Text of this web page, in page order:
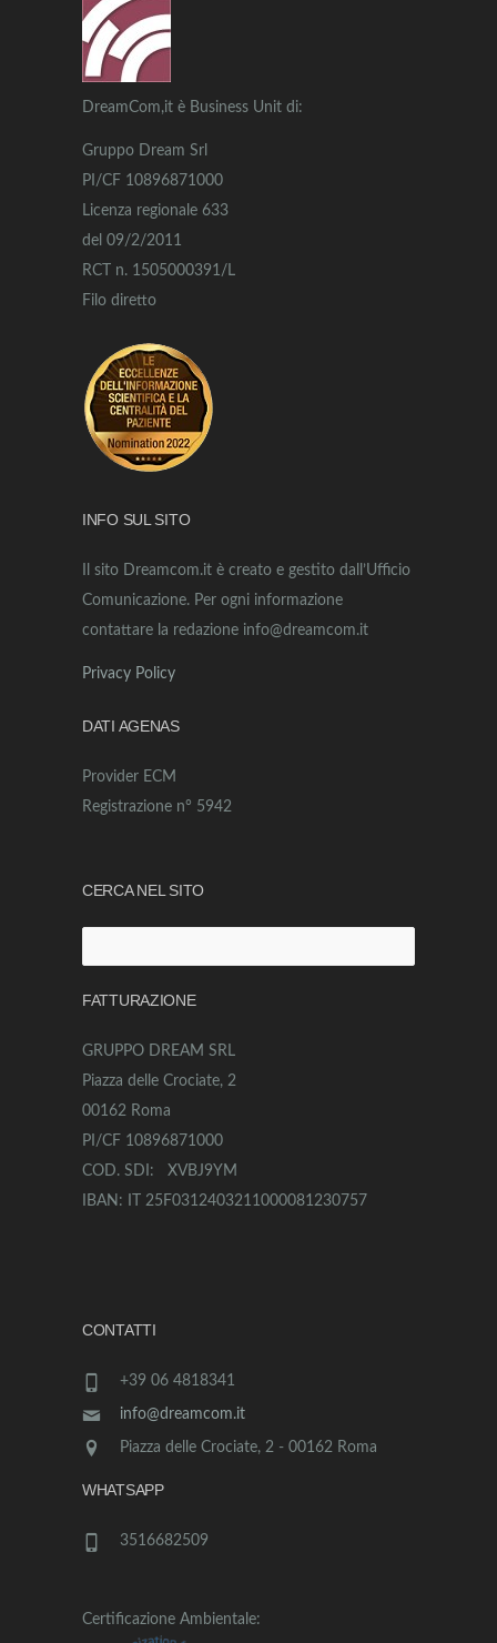
DreamCom,it è Business Unit di:
Gruppo Dream Srl
PI/CF 10896871000
Licenza regionale 633
del 09/2/2011
RCT n. 1505000391/L
Filo diretto
INFO SUL SITO
Il sito Dreamcom.it è creato e gestito dall’Ufficio
Comunicazione. Per ogni informazione
contattare la redazione info@dreamcom.it
Privacy Policy
DATI AGENAS
Provider ECM
Registrazione n° 5942
CERCA NEL SITO
per:
FATTURAZIONE
GRUPPO DREAM SRL
Piazza delle Crociate, 2
00162 Roma
PI/CF 10896871000
COD. SDI: XVBJ9YM
IBAN: IT 25F0312403211000081230757
CONTATTI
+39 06 4818341
info@dreamcom.it
Piazza delle Crociate, 2 - 00162 Roma
WHATSAPP
3516682509
Certificazione Ambientale: